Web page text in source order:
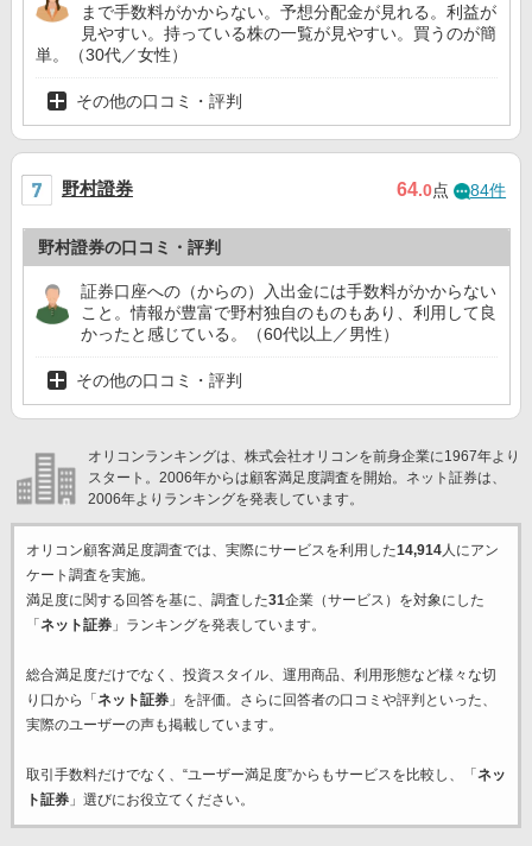
まで手数料がかからない。予想分配金が見れる。利益が
見やすい。持っている株の一覧が見やすい。買うのが簡
単。（30代／女性）
その他の口コミ・評判
野村證券 64.0点 84件
野村證券の口コミ・評判
証券口座への（からの）入出金には手数料がかからない
こと。情報が豊富で野村独自のものもあり、利用して良
かったと感じている。（60代以上／男性）
その他の口コミ・評判
オリコンランキングは、株式会社オリコンを前身企業に1967年より
スタート。2006年からは顧客満足度調査を開始。ネット証券は、
2006年よりランキングを発表しています。
オリコン顧客満足度調査では、実際にサービスを利用した14,914人にアン
ケート調査を実施。
満足度に関する回答を基に、調査した31企業（サービス）を対象にした
「ネット証券」ランキングを発表しています。
総合満足度だけでなく、投資スタイル、運用商品、利用形態など様々な切
り口から「ネット証券」を評価。さらに回答者の口コミや評判といった、
実際のユーザーの声も掲載しています。
取引手数料だけでなく、“ユーザー満足度”からもサービスを比較し、「ネッ
ト証券」選びにお役立てください。